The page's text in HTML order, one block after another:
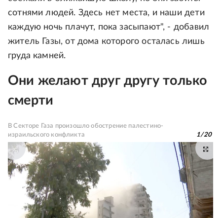
сотнями людей. Здесь нет места, и наши дети
каждую ночь плачут, пока засыпают", - добавил
житель Газы, от дома которого осталась лишь
груда камней.
Они желают друг другу только
смерти
В Секторе Газа произошло обострение палестино-
израильского конфликта
1/20